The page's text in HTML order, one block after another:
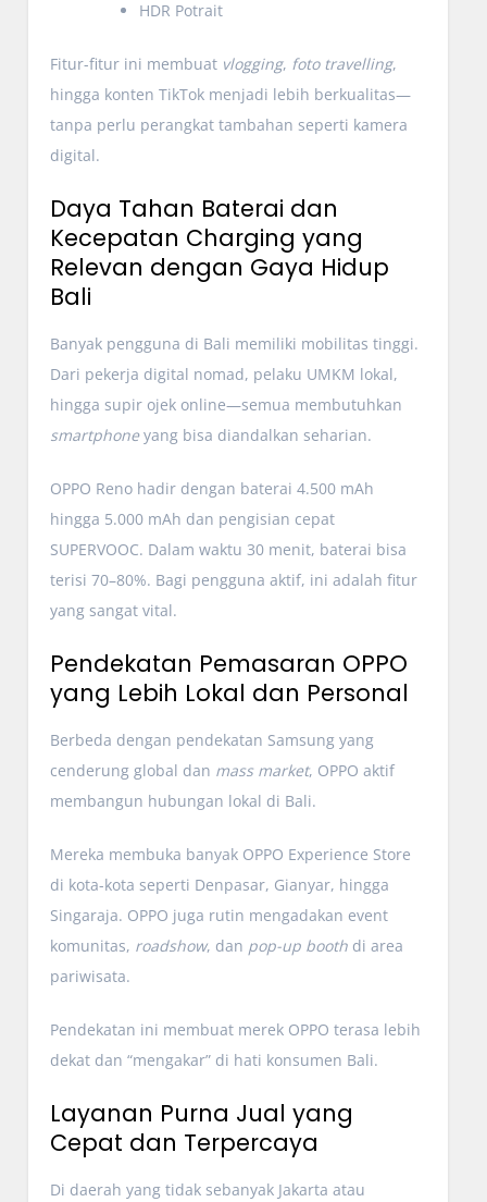
HDR Potrait
Fitur-fitur ini membuat vlogging, foto travelling,
hingga konten TikTok menjadi lebih berkualitas—
tanpa perlu perangkat tambahan seperti kamera
digital.
Daya Tahan Baterai dan
Kecepatan Charging yang
Relevan dengan Gaya Hidup
Bali
Banyak pengguna di Bali memiliki mobilitas tinggi.
Dari pekerja digital nomad, pelaku UMKM lokal,
hingga supir ojek online—semua membutuhkan
smartphoneyang bisa diandalkan seharian.
OPPO Reno hadir dengan baterai 4.500 mAh
hingga 5.000 mAh dan pengisian cepat
SUPERVOOC. Dalam waktu 30 menit, baterai bisa
terisi 70–80%. Bagi pengguna aktif, ini adalah fitur
yang sangat vital.
Pendekatan Pemasaran OPPO
yang Lebih Lokal dan Personal
Berbeda dengan pendekatan Samsung yang
cenderung global dan mass market, OPPO aktif
membangun hubungan lokal di Bali.
Mereka membuka banyak OPPO Experience Store
di kota-kota seperti Denpasar, Gianyar, hingga
Singaraja. OPPO juga rutin mengadakan event
komunitas, roadshow, dan pop-up boothdi area
pariwisata.
Pendekatan ini membuat merek OPPO terasa lebih
dekat dan “mengakar” di hati konsumen Bali.
Layanan Purna Jual yang
Cepat dan Terpercaya
Di daerah yang tidak sebanyak Jakarta atau